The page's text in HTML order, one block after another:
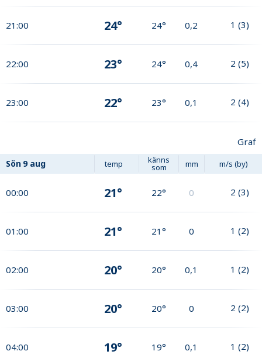
21:00 24° 24° 0,2 1 (3)
22:00 23° 24° 0,4 2 (5)
23:00 22° 23° 0,1 2 (4)
Graf
Sön 9 aug temp känns
som mm m/s (by)
00:00 21° 22° 0 2 (3)
01:00 21° 21° 0 1 (2)
02:00 20° 20° 0,1 1 (2)
03:00 20° 20° 0 2 (2)
04:00 19° 19° 0,1 1 (2)